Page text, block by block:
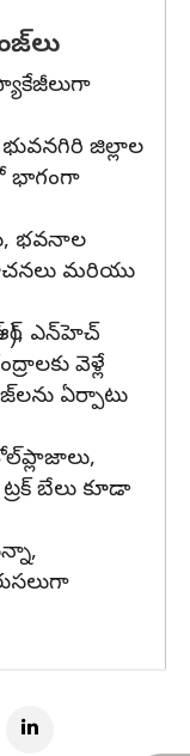
జిల్లాల
భాగంగా
భవనాల
మరియు
ఎన్‌హెచ్‌
వెళ్లే
ఏర్పాటు
ట్రక్‌ బేలు కూడా